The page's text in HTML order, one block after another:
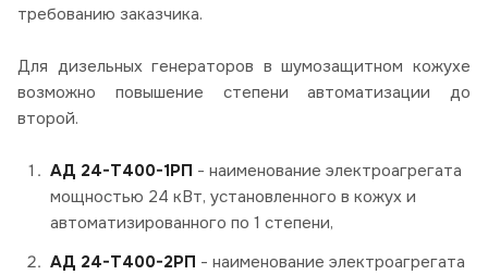
требованию заказчика.
Для дизельных генераторов в шумозащитном кожухе
возможно повышение степени автоматизации до
второй.
АД 24-Т400-1РП - наименование электроагрегата
мощностью 24 кВт, установленного в кожух и
автоматизированного по 1 степени,
АД 24-Т400-2РП - наименование электроагрегата